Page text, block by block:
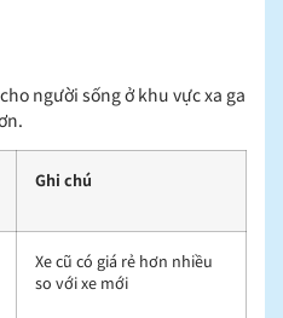
người sống ở khu vực xa ga
Ghi chú
Xe cũ có giá rẻ hơn nhiều
so với xe mới